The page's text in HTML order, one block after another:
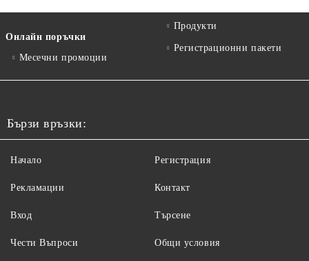
Онлайн поръчки
Месечни промоции
Продукти
Регистрационни пакети
Бързи връзки:
Начало
Рекламации
Вход
Чести Въпроси
Регистрация
Контакт
Търсене
Общи условия